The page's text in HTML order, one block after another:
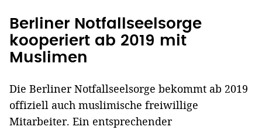
Berliner Notfallseelsorge
kooperiert ab 2019 mit
Muslimen
Die Berliner Notfallseelsorge bekommt ab 2019
offiziell auch muslimische freiwillige
Mitarbeiter. Ein entsprechender